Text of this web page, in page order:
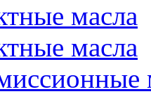
масла
масла